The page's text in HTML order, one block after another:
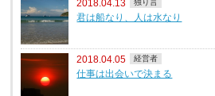
2018.04.13
君は船なり、人は水なり
2018.04.05 経営者
仕事は出会いで決まる